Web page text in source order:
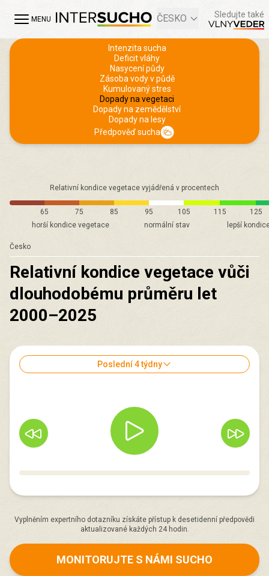
MENU ČESKO Sledujte také
Intenzita sucha
Deficit vláhy
Nasycení půdy
Zásoba vody v půdě
Kumulovaný stres
Dopady na vegetaci
Dopady na zemědělství
Dopady na lesy
Předpověď sucha
Relativní kondice vegetace vyjádřená v procentech
65 75 85 95 105 115
125
horší kondice vegetace
normální stav lepší
Česko
Relativní kondice vegetace vůči
dlouhodobému průměru let
2000–2025
Poslední 4 týdny
Vyplněním expertního dotazníku získáte přístup k desetidenní předpovědi
aktualizované každých 24 hodin.
MONITORUJTE S NÁMI SUCHO